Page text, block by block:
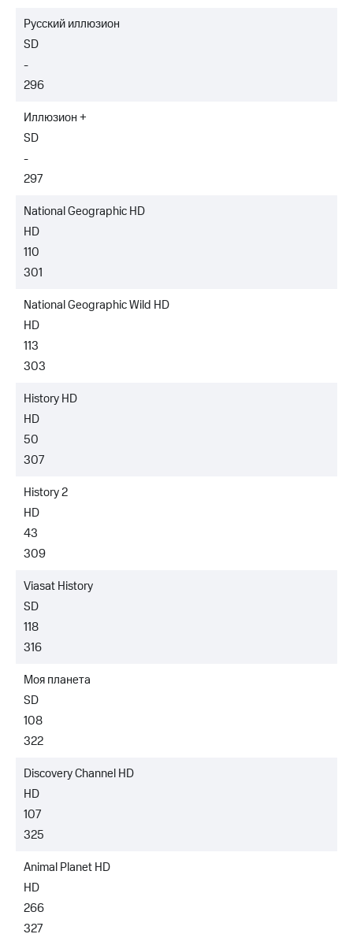
Русский иллюзион
SD
-
296
Иллюзион +
SD
-
297
National Geographic HD
HD
110
301
National Geographic Wild HD
HD
113
303
History HD
HD
50
307
History 2
HD
43
309
Viasat History
SD
118
316
Моя планета
SD
108
322
Discovery Channel HD
HD
107
325
Animal Planet HD
HD
266
327